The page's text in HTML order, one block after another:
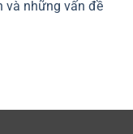
và những vấn đề